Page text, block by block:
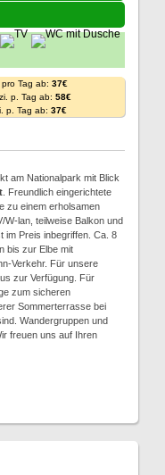
Tag ab: 37€
p. Tag ab: 58€
p. Tag ab: 37€
am Nationalpark mit Blick
. Freundlich eingerichtete
zu einem erholsamen
W-lan, teilweise Balkon und
im Preis inbegriffen. Ca. 8
bis zur Elbe mit
Verkehr. Für unsere
zur Verfügung. Für
zum sicheren
Sommerterrasse bei
Wandergruppen und
freuen uns auf Ihren